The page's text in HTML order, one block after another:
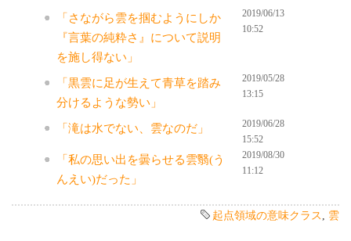
「さながら雲を掴むようにしか
『言葉の純粋さ』について説明
を施し得ない」
2019/06/13
10:52
「黒雲に足が生えて青草を踏み
分けるような勢い」
2019/05/28
13:15
「滝は水でない、雲なのだ」
2019/06/28
15:52
「私の思い出を曇らせる雲翳(う
んえい)だった」
2019/08/30
11:12
起点領域の意味クラス, 雲